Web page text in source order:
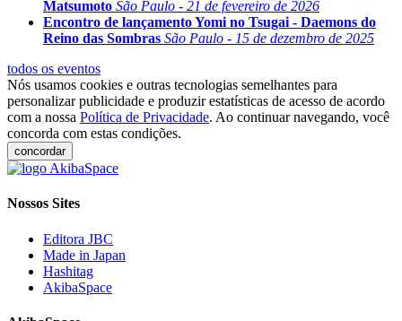
Matsumoto São Paulo - 21 de fevereiro de 2026
Encontro de lançamento Yomi no Tsugai - Daemons do
Reino das Sombras São Paulo - 15 de dezembro de 2025
todos os eventos
Nós usamos cookies e outras tecnologias semelhantes para
personalizar publicidade e produzir estatísticas de acesso de acordo
com a nossa Política de Privacidade. Ao continuar navegando, você
concorda com estas condições.
concordar
Nossos Sites
Editora JBC
Made in Japan
Hashitag
AkibaSpace